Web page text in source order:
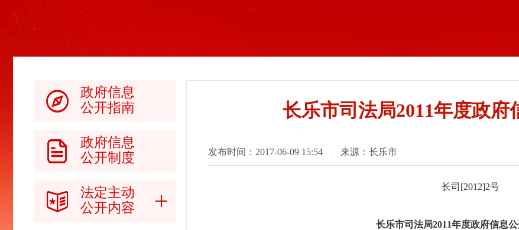
政府信息
公开指南
政府信息
公开制度
法定主动
公开内容
长乐市司法局2011年度政府
发布时间：2017-06-09 15:54 来源：长乐市
长司[2012]2号
长乐市司法局2011年度政府信息